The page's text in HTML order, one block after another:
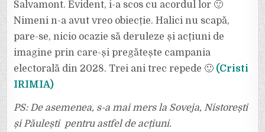
DIN
ȘI
I-
A
DUS
CUREȚE
Salvamont. Evident, i-a scos cu acordul lor 🙂
Nimeni n-a avut vreo obiecție. Halici nu scapă,
pare-se, nicio ocazie să deruleze și acțiuni de
imagine prin care-și pregătește campania
electorală din 2028. Trei ani trec repede 🙂 (Cristi
IRIMIA)
PS: De asemenea, s-a mai mers la Soveja, Nistorești
și Păulești pentru astfel de acțiuni.